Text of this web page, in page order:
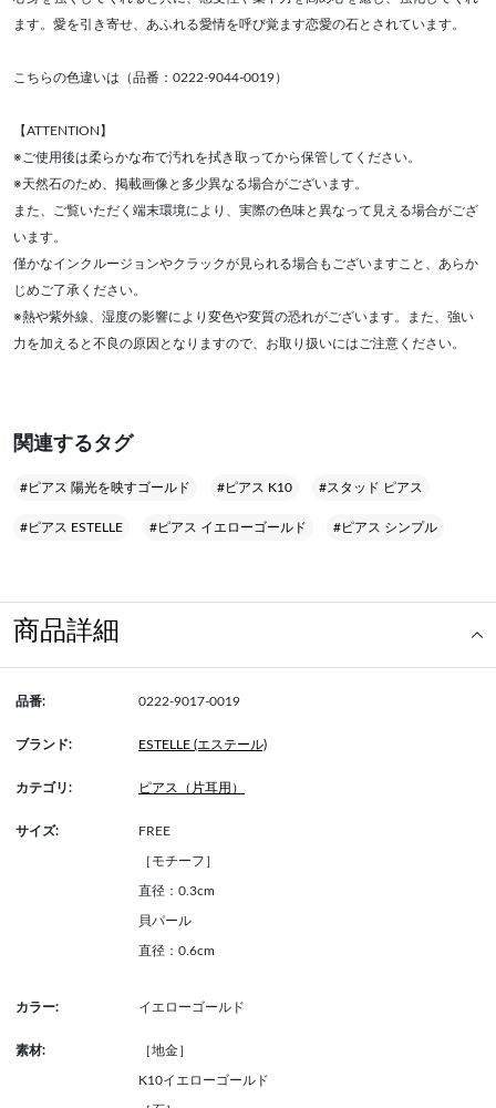
ます。愛を引き寄せ、あふれる愛情を呼び覚ます恋愛の石とされています。
こちらの色違いは（品番：0222-9044-0019）
【ATTENTION】
※ご使用後は柔らかな布で汚れを拭き取ってから保管してください。
※天然石のため、掲載画像と多少異なる場合がございます。
また、ご覧いただく端末環境により、実際の色味と異なって見える場合がござ
います。
僅かなインクルージョンやクラックが見られる場合もございますこと、あらか
じめご了承ください。
※熱や紫外線、湿度の影響により変色や変質の恐れがございます。また、強い
力を加えると不良の原因となりますので、お取り扱いにはご注意ください。
関連するタグ
#ピアス 陽光を映すゴールド #ピアス K10 #スタッド ピアス
#ピアス ESTELLE #ピアス イエローゴールド #ピアス シンプル
商品詳細
品番: 0222-9017-0019
ブランド: ESTELLE (エステール)
カテゴリ: ピアス（片耳用）
サイズ: FREE
［モチーフ］
直径：0.3cm
貝パール
直径：0.6cm
カラー: イエローゴールド
素材: ［地金］
K10イエローゴールド